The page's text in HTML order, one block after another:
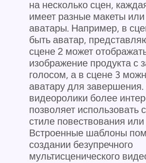
на несколько сцен,
имеет разные макеты
аватары. Например, в
быть аватар,
сцене 2 может
изображение продукта с
голосом, а в сцене 3
аватару для
видеоролики более
позволяет использовать
стиле повествования
Встроенные шаблоны
создании безупречного
мультисценического